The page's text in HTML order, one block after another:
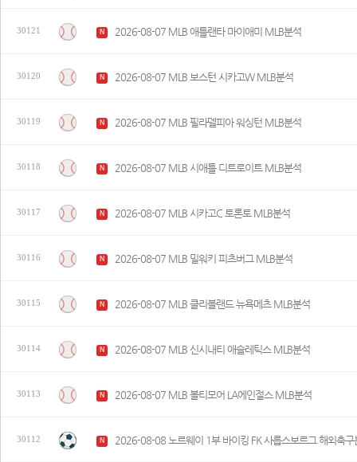
30121 N 2026-08-07 MLB 애틀랜타 마이애미 MLB분석
30120 N 2026-08-07 MLB 보스턴 시카고W MLB분석
30119 N 2026-08-07 MLB 필라델피아 워싱턴 MLB분석
30118 N 2026-08-07 MLB 시애틀 디트로이트 MLB분석
30117 N 2026-08-07 MLB 시카고C 토론토 MLB분석
30116 N 2026-08-07 MLB 밀워키 피츠버그 MLB분석
30115 N 2026-08-07 MLB 클리블랜드 뉴욕메츠 MLB분석
30114 N 2026-08-07 MLB 신시내티 애슬레틱스 MLB분석
30113 N 2026-08-07 MLB 볼티모어 LA에인절스 MLB분석
30112 N 2026-08-08 노르웨이 1부 바이킹 FK 사릅스보르그 해외축구